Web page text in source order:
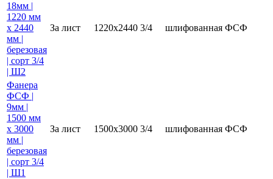
18мм |
1220 мм
х 2440
мм |
березовая
| сорт 3/4
| Ш2
За лист 1220х2440 3/4 шлифованная ФСФ
Фанера
ФСФ |
9мм |
1500 мм
х 3000
мм |
березовая
| сорт 3/4
| Ш1
За лист 1500х3000 3/4 шлифованная ФСФ